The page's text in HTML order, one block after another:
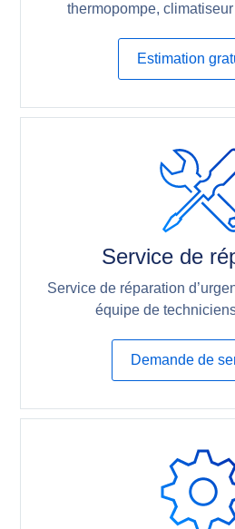
thermopompe,
Estimation
Service de
Service de réparation
équipe de
Demande de